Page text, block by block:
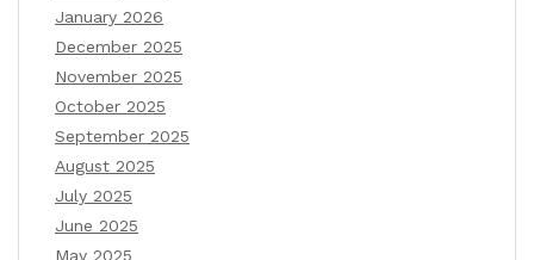
January 2026
December 2025
November 2025
October 2025
September 2025
August 2025
July 2025
June 2025
May 2025